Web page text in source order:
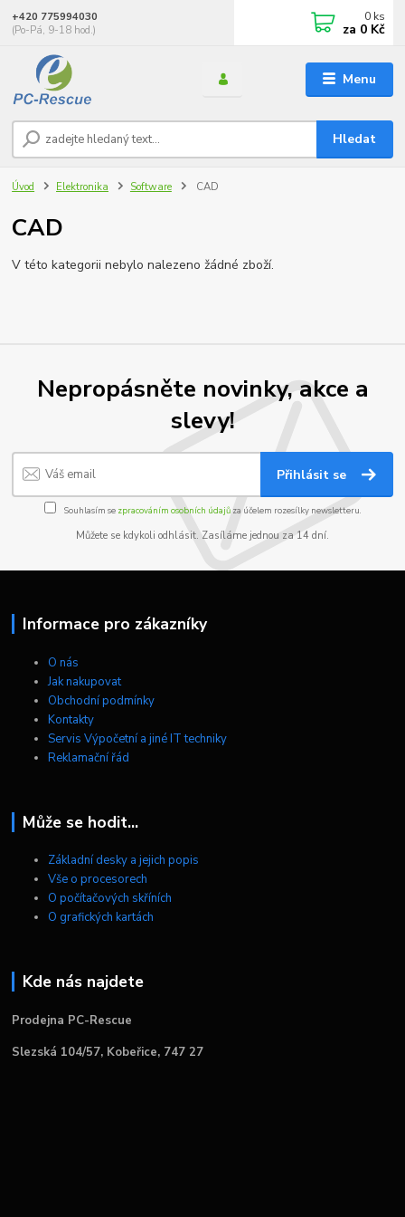
Menu
Hledat
+420 775994030
(Po-Pá, 9-18 hod.)
0 ks
za 0 Kč
Úvod Elektronika Software CAD
CAD
V této kategorii nebylo nalezeno žádné zboží.
Nepropásněte novinky, akce a
slevy!
Přihlásit se
Souhlasím se zpracováním osobních údajůza účelem rozesílky newsletteru.
Můžete se kdykoli odhlásit. Zasíláme jednou za 14 dní.
Informace pro zákazníky
O nás
Jak nakupovat
Obchodní podmínky
Kontakty
Servis Výpočetní a jiné IT techniky
Reklamační řád
Může se hodit...
Základní desky a jejich popis
Vše o procesorech
O počítačových skříních
O grafických kartách
Kde nás najdete
Prodejna PC-Rescue
Slezská 104/57, Kobeřice, 747 27